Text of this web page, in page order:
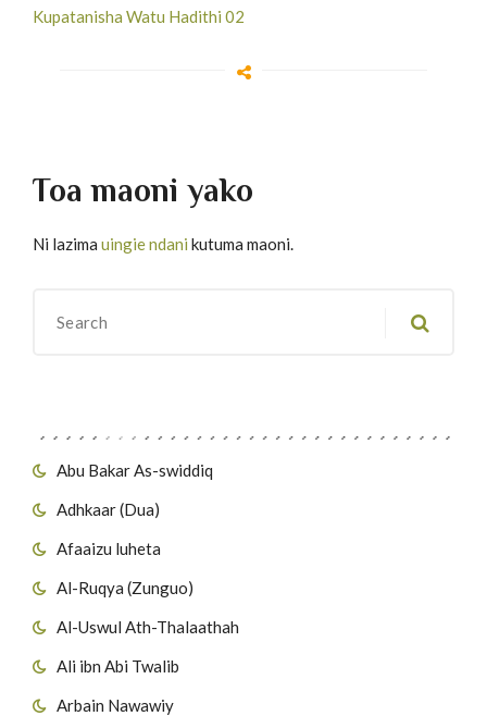
Abu Bakar As-swiddiq
Adhkaar (Dua)
Afaaizu luheta
Al-Ruqya (Zunguo)
Al-Uswul Ath-Thalaathah
Ali ibn Abi Twalib
Arbain Nawawiy
Kupatanisha Watu Hadithi 02
Toa maoni yako
Ni lazima uingie ndani kutuma maoni.